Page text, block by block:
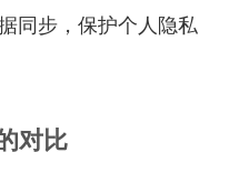
同步，保护个人隐私
对比